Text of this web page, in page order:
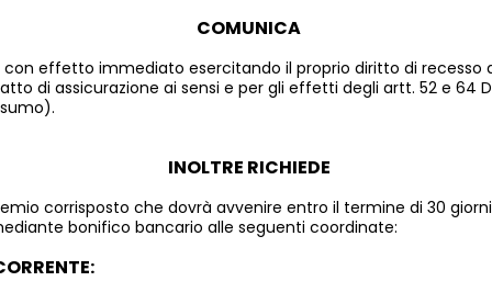
COMUNICA
effetto immediato esercitando il proprio diritto di recesso
di assicurazione ai sensi e per gli effetti degli artt. 52 e 64
INOLTRE RICHIEDE
corrisposto che dovrà avvenire entro il termine di 30
bonifico bancario alle seguenti coordinate: